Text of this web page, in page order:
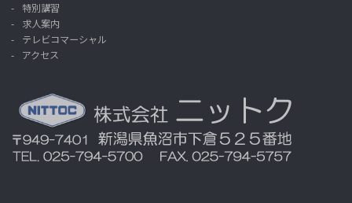
特別講習
求人案内
テレビコマーシャル
アクセス